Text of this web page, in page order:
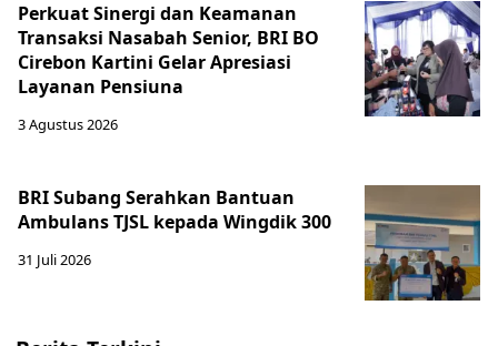
Perkuat Sinergi dan Keamanan
Transaksi Nasabah Senior, BRI BO
Cirebon Kartini Gelar Apresiasi
Layanan Pensiuna
3 Agustus 2026
BRI Subang Serahkan Bantuan
Ambulans TJSL kepada Wingdik 300
31 Juli 2026